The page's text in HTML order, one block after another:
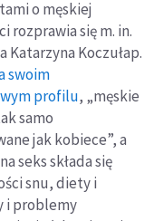
o męskiej
rozprawia się m. in.
Katarzyna Koczułap.
swoim
profilu, „męskie
samo
jak kobiece”, a
seks składa się
snu, diety i
i problemy